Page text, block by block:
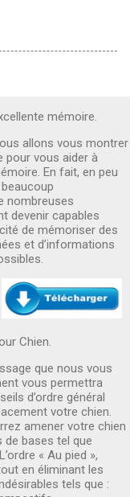
mémoire.
allons vous montrer
pour vous aider à
En fait, en peu
nombreuses
devenir capables
de mémoriser des
et d’informations
Chien.
que nous vous
vous permettra
d’ordre général
votre chien.
amener votre chien
de bases tel que
« Au pied »,
en éliminant les
tels que :